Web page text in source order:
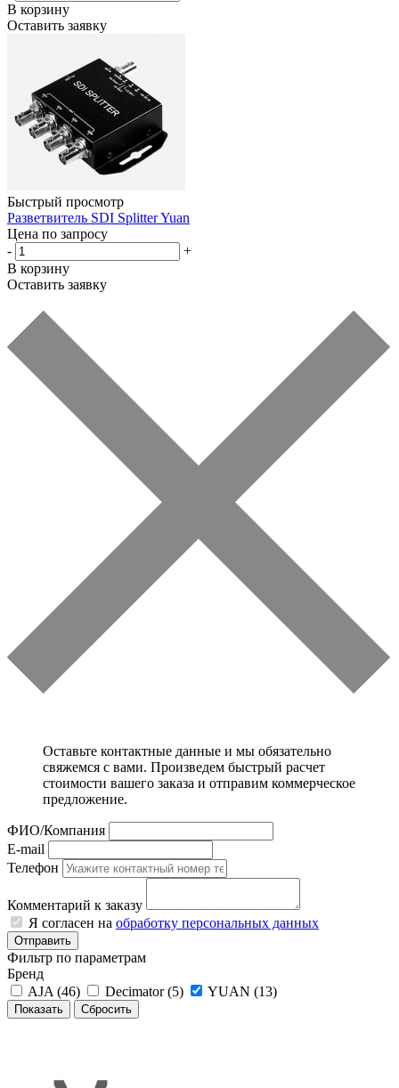
В корзину
Оставить заявку
Быстрый просмотр
Разветвитель SDI Splitter Yuan
Цена по запросу
-
+
В корзину
Оставить заявку
Оставьте контактные данные и мы обязательно
свяжемся с вами. Произведем быстрый расчет
стоимости вашего заказа и отправим коммерческое
предложение.
ФИО/Компания
E-mail
Телефон
Комментарий к заказу
Я согласен на обработку персональных данных
Отправить
Фильтр по параметрам
Бренд
AJA (46) Decimator (5) YUAN (13)
Сбросить